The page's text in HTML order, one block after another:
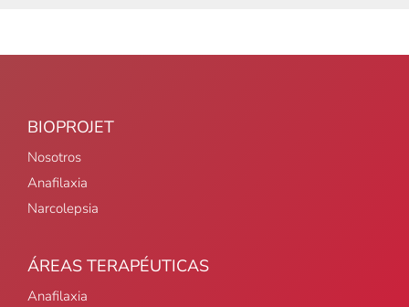
BIOPROJET
Nosotros
Anafilaxia
Narcolepsia
ÁREAS TERAPÉUTICAS
Anafilaxia